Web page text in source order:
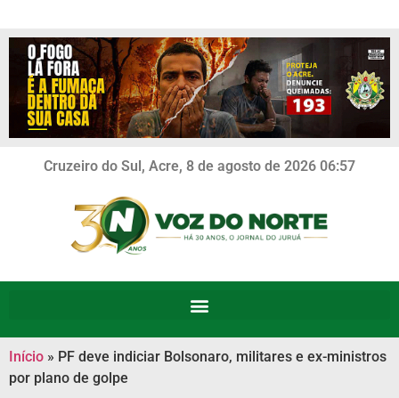
Cruzeiro do Sul, Acre, 8 de agosto de 2026 06:57
Início » PF deve indiciar Bolsonaro, militares e ex-ministros
por plano de golpe